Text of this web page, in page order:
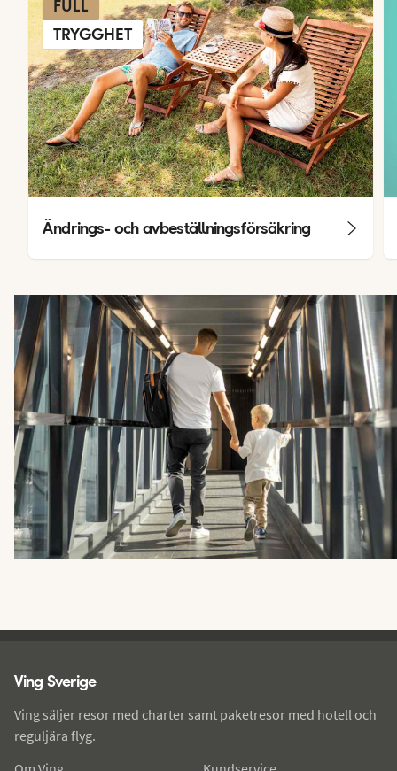
FULL
TRYGGHET
Ändrings- och avbeställningsförsäkring
Ving Sverige
Ving säljer resor med charter samt paketresor med hotell och
reguljära flyg.